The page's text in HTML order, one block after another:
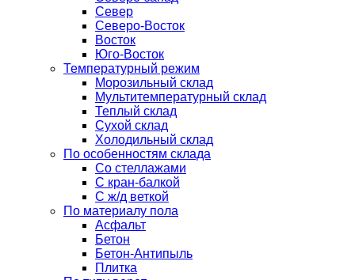
Север
Северо-Восток
Восток
Юго-Восток
Температурный режим
Морозильный склад
Мультитемпературный склад
Теплый склад
Сухой склад
Холодильный склад
По особенностям склада
Со стеллажами
С кран-балкой
С ж/д веткой
По материалу пола
Асфальт
Бетон
Бетон-Антипыль
Плитка